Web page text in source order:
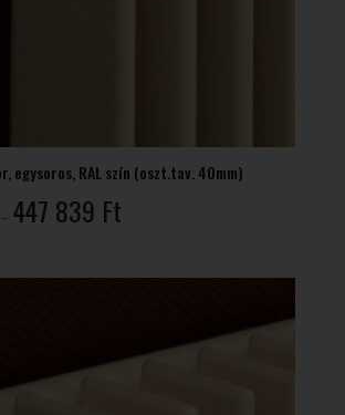
egysoros, RAL szín (oszt.tav. 40mm)
– 447 839 Ft40
-